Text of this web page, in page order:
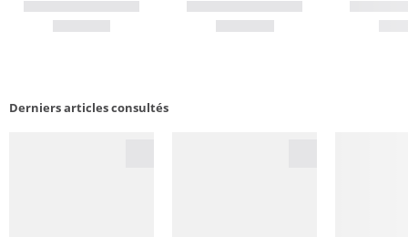
Derniers articles consultés